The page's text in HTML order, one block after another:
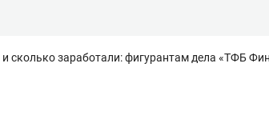
сколько заработали: фигурантам дела «ТФБ